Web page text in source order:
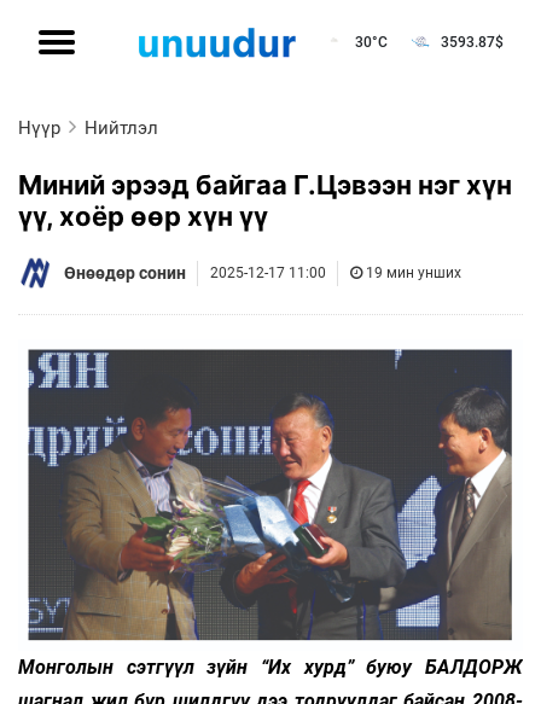
30°C 3593.87$
Нүүр Нийтлэл
Миний эрээд байгаа Г.Цэвээн нэг хүн
үү, хоёр өөр хүн үү
Өнөөдөр сонин 2025-12-17 11:00 19 мин унших
Монголын сэтгүүл зүйн “Их хурд” буюу БАЛДОРЖ